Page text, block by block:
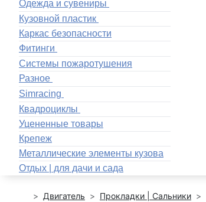
Одежда и сувениры
Кузовной пластик
Каркас безопасности
Фитинги
Системы пожаротушения
Разное
Simracing
Квадроциклы
Уцененные товары
Крепеж
Металлические элементы кузова
Отдых | для дачи и сада
Двигатель Прокладки | Сальники